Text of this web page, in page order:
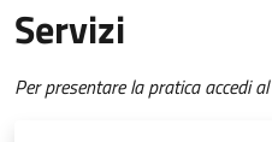
Servizi
Per presentare la pratica accedi